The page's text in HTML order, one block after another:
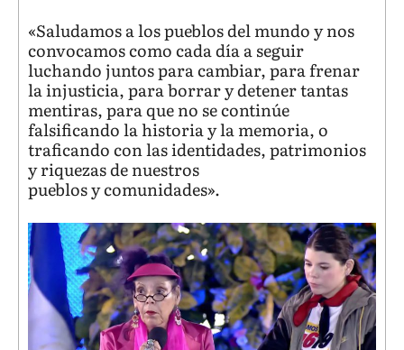
«Saludamos a los pueblos del mundo y nos
convocamos como cada día a seguir
luchando juntos para cambiar, para frenar
la injusticia, para borrar y detener tantas
mentiras, para que no se continúe
falsificando la historia y la memoria, o
traficando con las identidades, patrimonios
y riquezas de nuestros
pueblos y comunidades».